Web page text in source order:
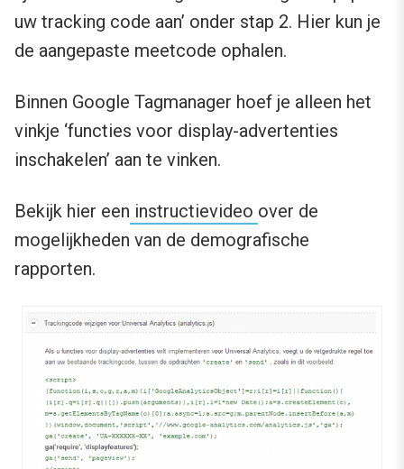
uw tracking code aan’ onder stap 2. Hier kun je
de aangepaste meetcode ophalen.
Binnen Google Tagmanager hoef je alleen het
vinkje ‘functies voor display-advertenties
inschakelen’ aan te vinken.
Bekijk hier een instructievideo over de
mogelijkheden van de demografische
rapporten.